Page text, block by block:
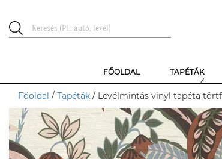
FŐOLDAL TAPÉTÁK
Főoldal / Tapéták / Levélmintás vinyl tapéta